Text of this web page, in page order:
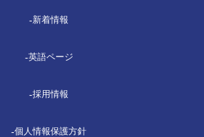
新着情報
英語ページ
採⽤情報
個⼈情報保護⽅針